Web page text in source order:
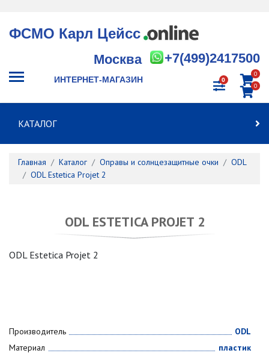
ФСМО Карл Цейсс
+7(499)2417500
Москва
ИНТЕРНЕТ-МАГАЗИН 0
0
0
КАТАЛОГ
Главная Каталог Оправы и солнцезащитные очки
ODL
ODL Estetica Projet 2
ODL ESTETICA PROJET 2
ODL Estetica Projet 2
Производитель
ODL
Материал
пластик